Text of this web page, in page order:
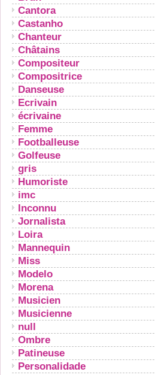
Cantora
Castanho
Chanteur
Châtains
Compositeur
Compositrice
Danseuse
Ecrivain
écrivaine
Femme
Footballeuse
Golfeuse
gris
Humoriste
imc
Inconnu
Jornalista
Loira
Mannequin
Miss
Modelo
Morena
Musicien
Musicienne
null
Ombre
Patineuse
Personalidade